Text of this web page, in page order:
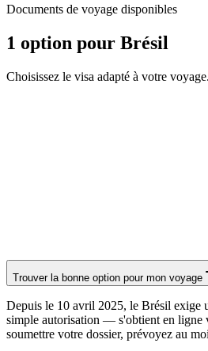
Documents de voyage disponibles
1 option pour Brésil
Choisissez le visa adapté à votre
Trouver la bonne option pour mon voyage
Depuis le 10 avril 2025, le Brésil exige
simple autorisation — s'obtient en ligne
soumettre votre dossier, prévoyez au